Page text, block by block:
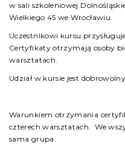
w sali szkoleniowej
Wielkiego 45 we Wrocławiu.
Uczestnikowi kursu
Certyfikaty otrzymają osoby
warsztatach.
Udział w kursie jest
Warunkiem otrzymania
czterech warsztatach. We
sama grupa.